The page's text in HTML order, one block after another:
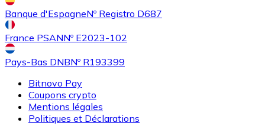
AcheterShiba Inuavec virement bancaire
SHIB
Banque d'EspagneNº Registro D687
France PSANNº E2023-102
Pays-Bas DNBNº R193399
Bitnovo Pay
Coupons crypto
Mentions légales
Politiques et Déclarations